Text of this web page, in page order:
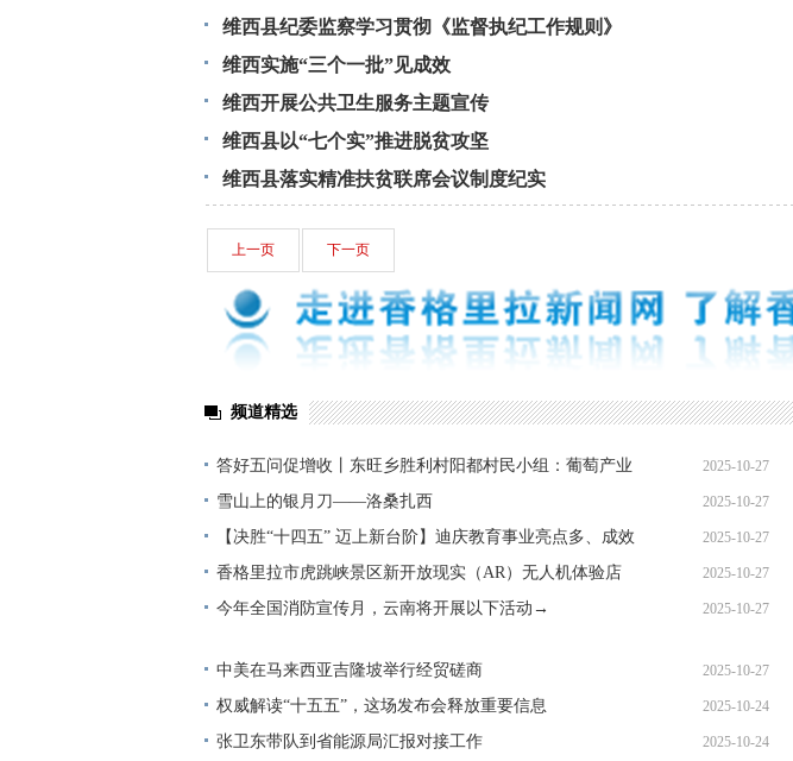
维西县纪委监察学习贯彻《监督执纪工作规则》
维西实施“三个一批”见成效
维西开展公共卫生服务主题宣传
维西县以“七个实”推进脱贫攻坚
维西县落实精准扶贫联席会议制度纪实
上一页 下一页
频道精选
答好五问促增收丨东旺乡胜利村阳都村民小组：葡萄产业
铺就“甜蜜”增收路
2025-10-27
雪山上的银月刀——洛桑扎西 2025-10-27
【决胜“十四五” 迈上新台阶】迪庆教育事业亮点多、成效
显——培根铸魂育桃李
2025-10-27
香格里拉市虎跳峡景区新开放现实（AR）无人机体验店 2025-10-27
今年全国消防宣传月，云南将开展以下活动→ 2025-10-27
中美在马来西亚吉隆坡举行经贸磋商 2025-10-27
权威解读“十五五”，这场发布会释放重要信息 2025-10-24
张卫东带队到省能源局汇报对接工作 2025-10-24